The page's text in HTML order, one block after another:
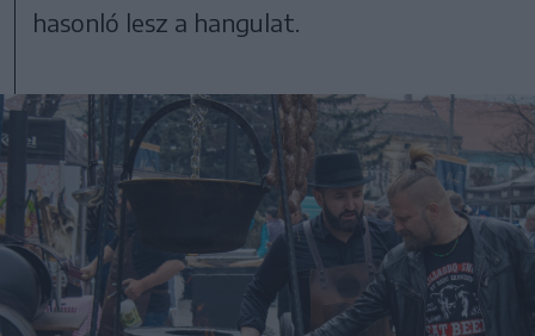
hasonló lesz a hangulat.